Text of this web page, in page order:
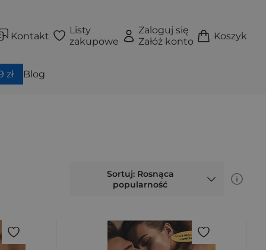
Kontakt
Listy
zakupowe
Zaloguj się
Załóż konto
Koszyk
zł Blog
Sortuj: Rosnąca
popularność